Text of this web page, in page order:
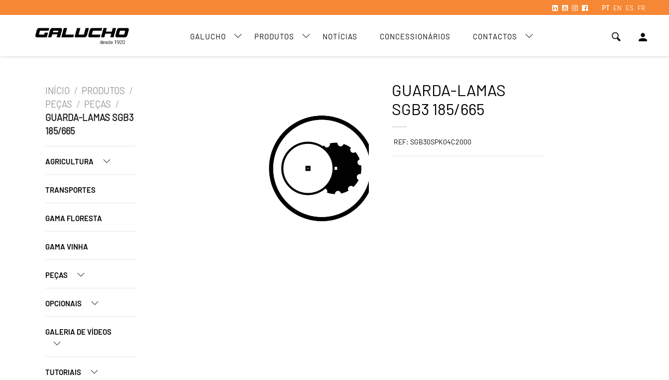
PT EN ES FR
GALUCHO PRODUTOS NOTÍCIAS CONCESSIONÁRIOS CONTACTOS person
INÍCIO / PRODUTOS /
PEÇAS / PEÇAS /
GUARDA-LAMAS SGB3
185/665
AGRICULTURA
TRANSPORTES
GAMA FLORESTA
GAMA VINHA
PEÇAS
OPCIONAIS
GALERIA DE VÍDEOS
TUTORIAIS
GUARDA-LAMAS
SGB3 185/665
REF: SGB30SPK04C2000